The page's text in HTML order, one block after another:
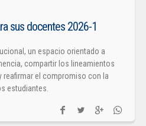
sus docentes 2026-1
un espacio orientado a
compartir los lineamientos
el compromiso con la
estudiantes.